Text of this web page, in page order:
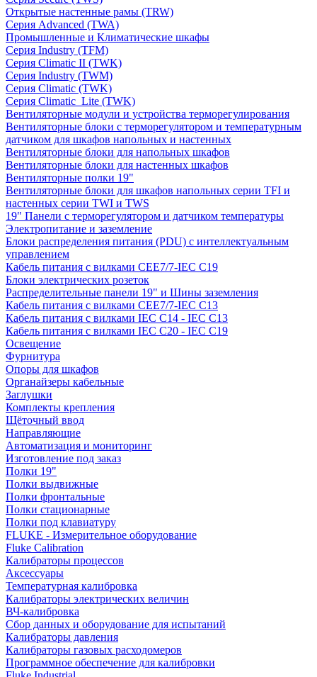
Открытые настенные рамы (TRW)
Серия Advanced (TWA)
Промышленные и Климатические шкафы
Серия Industry (TFM)
Серия Climatic II (TWK)
Серия Industry (TWM)
Серия Climatic (TWK)
Серия Climatic_Lite (TWK)
Вентиляторные модули и устройства терморегулирования
Вентиляторные блоки с терморегулятором и температурным
датчиком для шкафов напольных и настенных
Вентиляторные блоки для напольных шкафов
Вентиляторные блоки для настенных шкафов
Вентиляторные полки 19"
Вентиляторные блоки для шкафов напольных серии TFI и
настенных серии TWI и TWS
19" Панели с терморегулятором и датчиком температуры
Электропитание и заземление
Блоки распределения питания (PDU) с интеллектуальным
управлением
Кабель питания с вилками CEE7/7-IEC C19
Блоки электрических розеток
Распределительные панели 19" и Шины заземления
Кабель питания с вилками CEE7/7-IEC C13
Кабель питания с вилками IEC C14 - IEC C13
Кабель питания с вилками IEC C20 - IEC C19
Освещение
Фурнитура
Опоры для шкафов
Органайзеры кабельные
Заглушки
Комплекты крепления
Щёточный ввод
Направляющие
Автоматизация и мониторинг
Изготовление под заказ
Полки 19"
Полки выдвижные
Полки фронтальные
Полки стационарные
Полки под клавиатуру
FLUKE - Измерительное оборудование
Fluke Calibration
Калибраторы процессов
Аксессуары
Температурная калибровка
Калибраторы электрических величин
ВЧ-калибровка
Сбор данных и оборудование для испытаний
Калибраторы давления
Калибраторы газовых расходомеров
Программное обеспечение для калибровки